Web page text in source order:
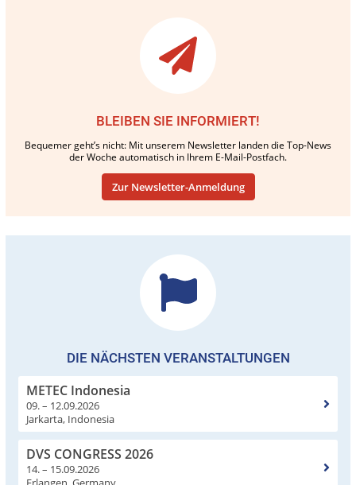
BLEIBEN SIE INFORMIERT!
Bequemer geht’s nicht: Mit unserem Newsletter landen die Top-News
der Woche automatisch in Ihrem E-Mail-Postfach.
Zur Newsletter-Anmeldung
DIE NÄCHSTEN VERANSTALTUNGEN
METEC Indonesia
09. – 12.09.2026
Jarkarta, Indonesia
DVS CONGRESS 2026
14. – 15.09.2026